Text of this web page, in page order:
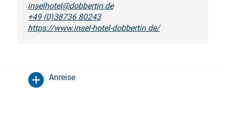
inselhotel@dobbertin.de
+49 (0)38736 80243
https://www.insel-hotel-dobbertin.de/
Anreise